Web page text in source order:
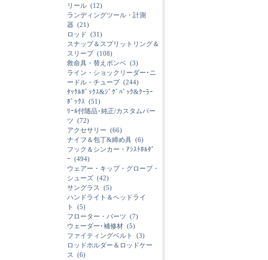
リール (12)
ランディングツール・計測
器 (21)
ロッド (31)
スナップ＆スプリットリング＆
スリーブ (108)
救命具・替えボンベ (3)
ライン・ショックリーダー･ニ
ードル・チューブ (244)
ﾀｯｸﾙﾎﾞｯｸｽ&ｼﾞｸﾞﾊﾞｯｸ&ｸｰﾗｰ
ﾎﾞｯｸｽ (51)
ﾘｰﾙ付随品･純正/カスタムパー
ツ (72)
アクセサリー (66)
ナイフ＆包丁&締め具 (6)
フック＆シンカー・ｱｼｽﾄﾎﾙﾀﾞ
ｰ (494)
ウェアー・キップ・グローブ・
シューズ (42)
サングラス
(5)
ハンドライト＆ヘッドライ
ト
(5)
フローター・パーツ (7)
ウェーダー･補修材 (5)
ファイティングベルト
(3)
ロッドホルダー＆ロッドケー
ス
(6)